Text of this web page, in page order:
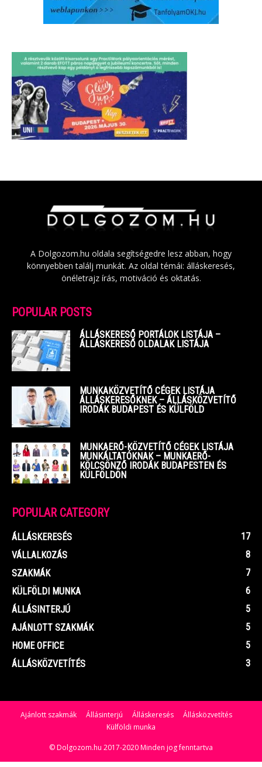
A Dolgozom.hu oldala segítségedre lesz abban, hogy
könnyebben találj munkát. Az oldal témái: álláskeresés,
önéletrajz írás, motiváció és oktatás.
POPULAR POSTS
ÁLLÁSKERESŐ PORTÁLOK LISTÁJA –
ÁLLÁSKERESŐ OLDALAK LISTÁJA
MUNKAKÖZVETÍTŐ CÉGEK LISTÁJA
ÁLLÁSKERESŐKNEK – ÁLLÁSKÖZVETÍTŐ
IRODÁK BUDAPEST ÉS KÜLFÖLD
MUNKAERŐ-KÖZVETÍTŐ CÉGEK LISTÁJA
MUNKÁLTATÓKNAK – MUNKAERŐ-
KÖLCSÖNZŐ IRODÁK BUDAPESTEN ÉS
KÜLFÖLDÖN
POPULAR CATEGORY
ÁLLÁSKERESÉS
17
VÁLLALKOZÁS
8
SZAKMÁK
7
KÜLFÖLDI MUNKA
6
ÁLLÁSINTERJÚ
5
AJÁNLOTT SZAKMÁK
5
HOME OFFICE
5
ÁLLÁSKÖZVETÍTÉS
3
Ajánlott szakmák Állásinterjú Álláskeresés
Állásközvetítés
Külföldi munka
© Dolgozom.hu 2017-2020 Minden jog fenntartva